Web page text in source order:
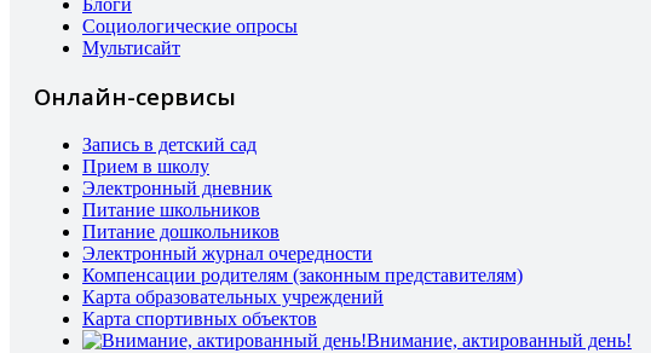
Социологические опросы
Мультисайт
Онлайн-сервисы
Запись в детский сад
Прием в школу
Электронный дневник
Питание школьников
Питание дошкольников
Электронный журнал очередности
Компенсации родителям (законным представителям)
Карта образовательных учреждений
Карта спортивных объектов
Внимание, актированный день!